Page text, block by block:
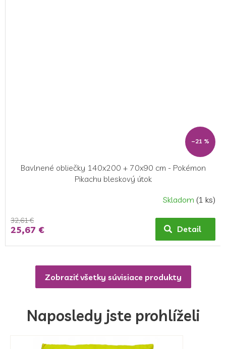
–21 %
Bavlnené obliečky 140x200 + 70x90 cm - Pokémon
Pikachu bleskový útok
Skladom (1 ks)
32,61 €
25,67 € Detail
Zobraziť všetky súvisiace produkty
Naposledy jste prohlíželi